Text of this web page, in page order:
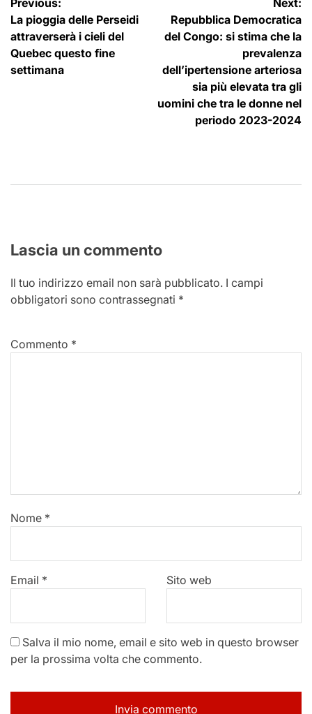
Navigazione
articoli
Previous:
La pioggia delle Perseidi
attraverserà i cieli del
Quebec questo fine
settimana
Next:
Repubblica Democratica
del Congo: si stima che la
prevalenza
dell’ipertensione arteriosa
sia più elevata tra gli
uomini che tra le donne nel
periodo 2023-2024
Lascia un commento
Il tuo indirizzo email non sarà pubblicato. I campi
obbligatori sono contrassegnati *
Commento *
Nome *
Email * Sito web
Salva il mio nome, email e sito web in questo browser
per la prossima volta che commento.